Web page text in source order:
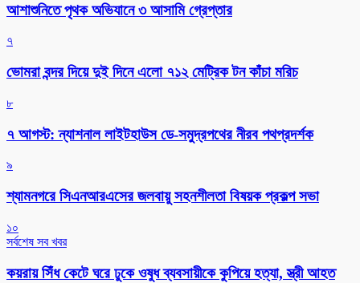
আশাশুনিতে পৃথক অভিযানে ৩ আসামি গ্রেপ্তার
৭
ভোমরা বন্দর দিয়ে দুই দিনে এলো ৭১২ মেট্রিক টন কাঁচা মরিচ
৮
৭ আগস্ট: ন্যাশনাল লাইটহাউস ডে-সমুদ্রপথের নীরব পথপ্রদর্শক
৯
শ্যামনগরে সিএনআরএসের জলবায়ু সহনশীলতা বিষয়ক প্রকল্প সভা
১০
সর্বশেষ সব খবর
কয়রায় সিঁধ কেটে ঘরে ঢুকে ওষুধ ব্যবসায়ীকে কুপিয়ে হত্যা, স্ত্রী আহত